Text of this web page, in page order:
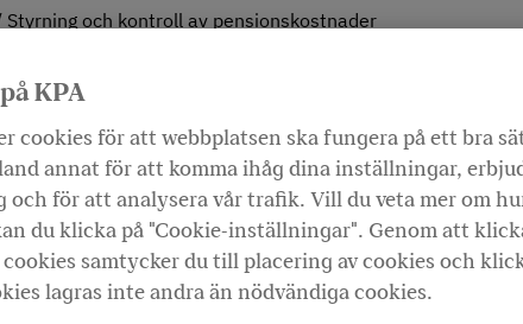
Styrning och kontroll av pensionskostnader
av
Lyssna
får lära dig mer om styrning och
sig till HR-personal,
KPA
cookies för att webbplatsen ska fungera på ett bra
annat för att komma ihåg dina inställningar,
och för att analysera vår trafik. Vill du veta mer om
du klicka på "Cookie-inställningar". Genom att
samtycker du till placering av cookies och
lagras inte andra än nödvändiga cookies.